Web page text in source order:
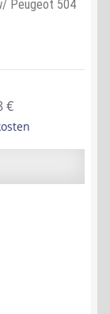
Peugeot 504
€Aktueller
Preis
ist: